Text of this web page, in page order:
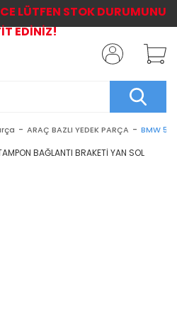
ARAÇ BAZLI YEDEK PARÇA BMW 5
LÜTFEN STOK DURUMUNU
EDİNİZ!